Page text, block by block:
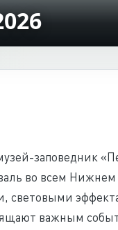
заповедник
во всем
световыми
важным